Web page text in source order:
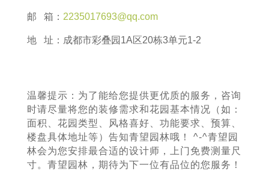
邮 箱： 2235017693@qq.com
地 址：成都市彩叠园1A区20栋3单元1-2
温馨提示：为了能给您提供更优质的服务，咨询
时请尽量将您的装修需求和花园基本情况（如：
面积、花园类型、风格喜好、功能要求、预算、
楼盘具体地址等）告知青望园林哦！ ^-^青望园
林会为您安排最合适的设计师，上门免费测量尺
寸。青望园林，期待为下一位有品位的您服务！